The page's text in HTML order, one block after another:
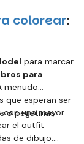
colorear:
para marcar
para
menudo
que esperan ser
o pegatinas
con una mayor
el outfit
de dibujo.